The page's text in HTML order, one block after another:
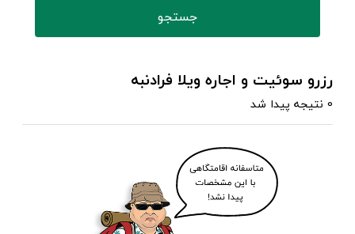
رزرو سوئیت و اجاره ویلا فرادنبه
0 نتیجه پیدا شد